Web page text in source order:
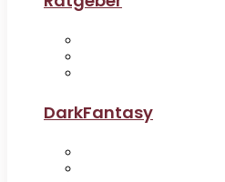
DarkFantasy